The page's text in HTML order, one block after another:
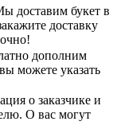
доставим букет в
доставку
дополним
можете указать
о заказчике и
О вас могут